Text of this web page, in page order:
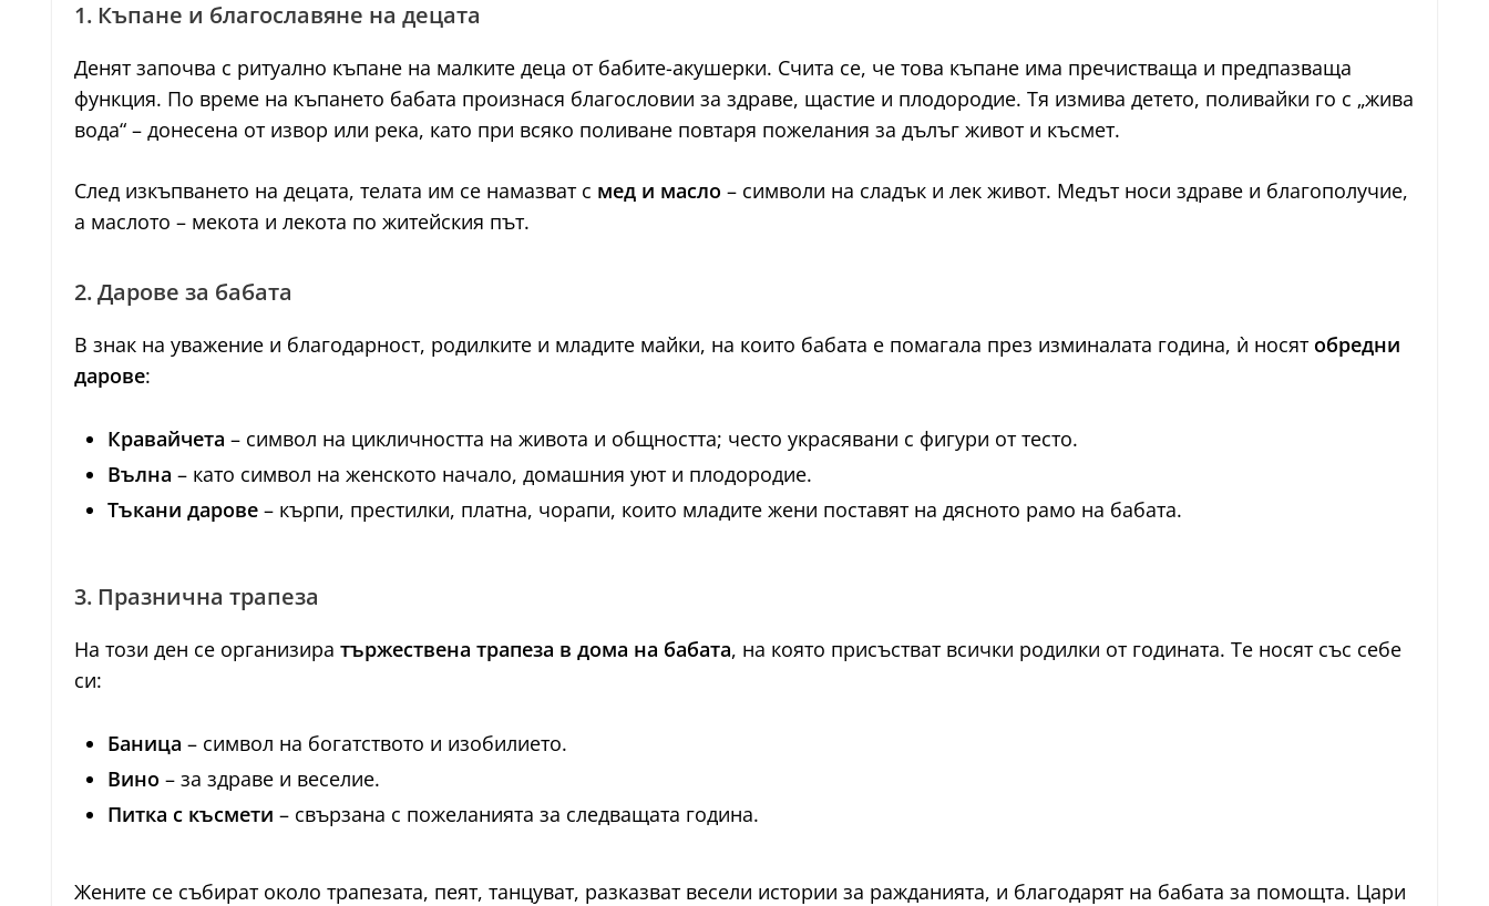
1. Къпане и благославяне на децата
Денят започва с ритуално къпане на малките деца от бабите-акушерки. Счита се, че това къпане има пречистваща и предпазваща
функция. По време на къпането бабата произнася благословии за здраве, щастие и плодородие. Тя измива детето, поливайки го с „жива
вода“ – донесена от извор или река, като при всяко поливане повтаря пожелания за дълъг живот и късмет.
След изкъпването на децата, телата им се намазват с мед и масло – символи на сладък и лек живот. Медът носи здраве и благополучие,
а маслото – мекота и лекота по житейския път.
2. Дарове за бабата
В знак на уважение и благодарност, родилките и младите майки, на които бабата е помагала през изминалата година, ѝ носят обредни
дарове:
Кравайчета – символ на цикличността на живота и общността; често украсявани с фигури от тесто.
Вълна – като символ на женското начало, домашния уют и плодородие.
Тъкани дарове – кърпи, престилки, платна, чорапи, които младите жени поставят на дясното рамо на бабата.
3. Празнична трапеза
На този ден се организира тържествена трапеза в дома на бабата, на която присъстват всички родилки от годината. Те носят със себе
си:
Баница – символ на богатството и изобилието.
Вино – за здраве и веселие.
Питка с късмети – свързана с пожеланията за следващата година.
Жените се събират около трапезата, пеят, танцуват, разказват весели истории за ражданията, и благодарят на бабата за помощта. Цари